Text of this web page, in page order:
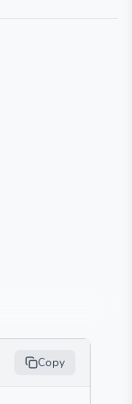
Copy